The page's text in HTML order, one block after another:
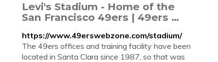
Levi's Stadium - Home of the
San Francisco 49ers | 49ers …
https://www.49erswebzone.com/stadium/
The 49ers offices and training facility have been
located in Santa Clara since 1987, so that was